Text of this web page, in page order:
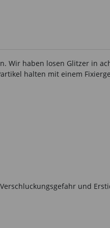
haben losen Glitzer in
halten mit einem
und